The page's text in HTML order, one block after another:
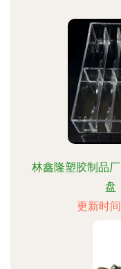
林鑫隆塑胶制品
盘
更新时